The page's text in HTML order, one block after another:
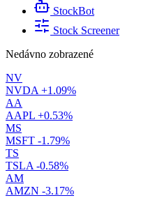
StockBot
Stock Screener
Nedávno zobrazené
NV
NVDA +1.09%
AA
AAPL +0.53%
MS
MSFT -1.79%
TS
TSLA -0.58%
AM
AMZN -3.17%